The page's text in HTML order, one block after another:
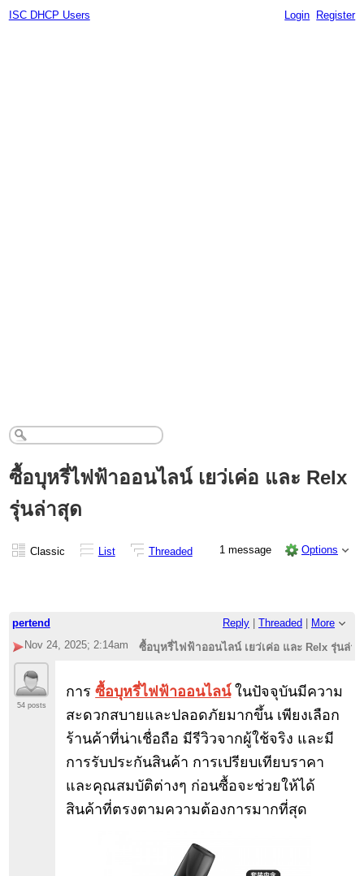
ISC DHCP Users Login Register
ซื้อบุหรี่ไฟฟ้าออนไลน์ เยว่เค่อ และ Relx
รุ่นล่าสุด
Classic List Threaded 1 message Options
pertend Reply Threaded
More
Nov 24, 2025; 2:14am
ซื้อบุหรี่ไฟฟ้าออนไลน์ เยว่เค่อ และ Relx รุ่นล่า
54 posts
การซื้อบุหรี่ไฟฟ้าออนไลน์ในปัจจุบันมีความ
สะดวกสบายและปลอดภัยมากขึ้น เพียงเลือก
ร้านค้าที่น่าเชื่อถือ มีรีวิวจากผู้ใช้จริง และมี
การรับประกันสินค้า การเปรียบเทียบราคา
และคุณสมบัติต่างๆ ก่อนซื้อจะช่วยให้ได้
สินค้าที่ตรงตามความต้องการมากที่สุด